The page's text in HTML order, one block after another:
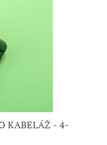
KABELÁŽ - 4-